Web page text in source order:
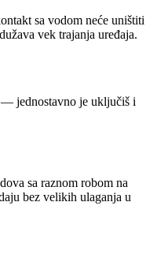
sa vodom neće uništiti
vek trajanja uređaja.
— jednostavno je uključiš i
sa raznom robom na
bez velikih ulaganja u